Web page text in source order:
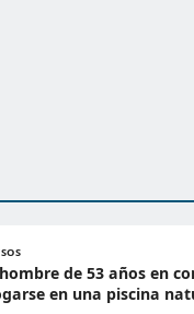
de 53 años en
en una piscina